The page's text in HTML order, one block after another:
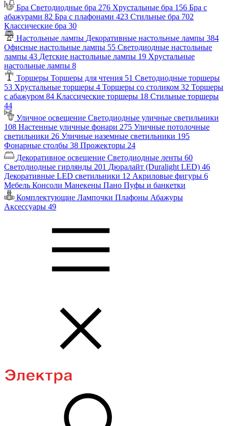
Бра Светодиодные бра 276 Хрустальные бра 156 Бра с
абажурами 82 Бра с плафонами 423 Стильные бра 702
Классические бра 30
Настольные лампы Декоративные настольные лампы 384
Офисные настольные лампы 55 Светодиодные настольные
лампы 43 Детские настольные лампы 19 Хрустальные
настольные лампы 8
Торшеры Торшеры для чтения 51 Светодиодные торшеры
53 Хрустальные торшеры 4 Торшеры со столиком 32 Торшеры
с абажуром 84 Классические торшеры 18 Стильные торшеры
44
Уличное освещение Светодиодные уличные светильники
108 Настенные уличные фонари 275 Уличные потолочные
светильники 26 Уличные наземные светильники 195
Фонарные столбы 38 Прожекторы 24
Декоративное освещение Светодиодные ленты 60
Светодиодные гирлянды 201 Дюралайт (Duralight LED) 46
Декоративные LED светильники 12 Акриловые фигуры 6
Мебель Консоли Манекены Пано Пуфы и банкетки
Комплектующие Лампочки Плафоны Абажуры
Аксессуары 49